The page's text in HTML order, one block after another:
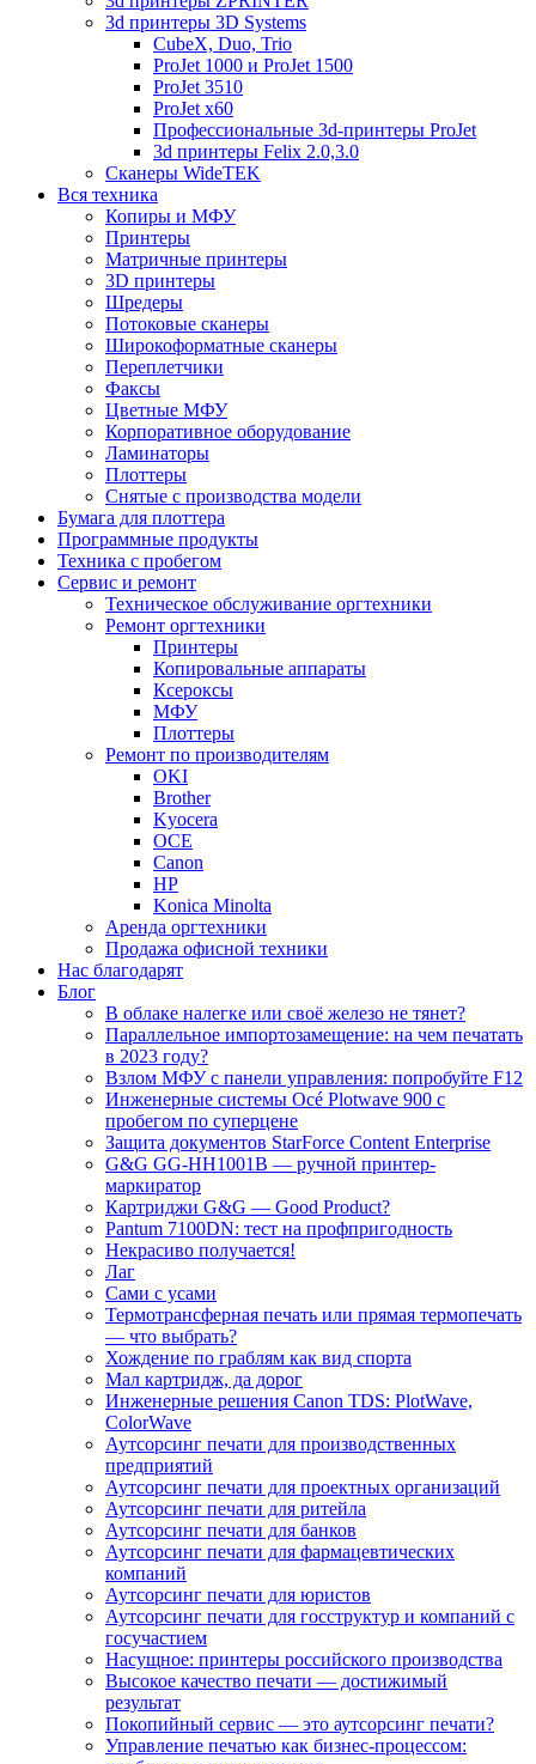
3d принтеры 3D Systems
CubeX, Duo, Trio
ProJet 1000 и ProJet 1500
ProJet 3510
ProJet x60
Профессиональные 3d-принтеры ProJet
3d принтеры Felix 2.0,3.0
Сканеры WideTEK
Вся техника
Копиры и МФУ
Принтеры
Матричные принтеры
3D принтеры
Шредеры
Потоковые сканеры
Широкоформатные сканеры
Переплетчики
Факсы
Цветные МФУ
Корпоративное оборудование
Ламинаторы
Плоттеры
Снятые с производства модели
Бумага для плоттера
Программные продукты
Техника с пробегом
Сервис и ремонт
Техническое обслуживание оргтехники
Ремонт оргтехники
Принтеры
Копировальные аппараты
Ксероксы
МФУ
Плоттеры
Ремонт по производителям
OKI
Brother
Kyocera
OCE
Canon
HP
Konica Minolta
Аренда оргтехники
Продажа офисной техники
Нас благодарят
Блог
В облаке налегке или своё железо не тянет?
Параллельное импортозамещение: на чем печатать
в 2023 году?
Взлом МФУ с панели управления: попробуйте F12
Инженерные системы Océ Plotwave 900 с
пробегом по суперцене
Защита документов StarForce Content Enterprise
G&G GG-HH1001B — ручной принтер-
маркиратор
Картриджи G&G — Good Product?
Pantum 7100DN: тест на профпригодность
Некрасиво получается!
Лаг
Сами с усами
Термотрансферная печать или прямая термопечать
— что выбрать?
Хождение по граблям как вид спорта
Мал картридж, да дорог
Инженерные решения Canon TDS: PlotWave,
ColorWave
Аутсорсинг печати для производственных
предприятий
Аутсорсинг печати для проектных организаций
Аутсорсинг печати для ритейла
Аутсорсинг печати для банков
Аутсорсинг печати для фармацевтических
компаний
Аутсорсинг печати для юристов
Аутсорсинг печати для госструктур и компаний с
госучастием
Насущное: принтеры российского производства
Высокое качество печати — достижимый
результат
Покопийный сервис — это аутсорсинг печати?
Управление печатью как бизнес-процессом: